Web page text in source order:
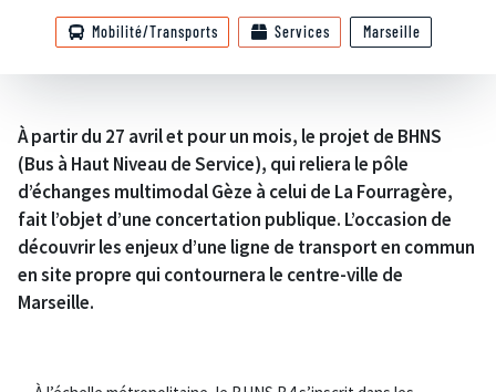
Mobilité/Transports Services Marseille
À partir du 27 avril et pour un mois, le projet de BHNS
(Bus à Haut Niveau de Service), qui reliera le pôle
d’échanges multimodal Gèze à celui de La Fourragère,
fait l’objet d’une concertation publique. L’occasion de
découvrir les enjeux d’une ligne de transport en commun
en site propre qui contournera le centre-ville de
Marseille.